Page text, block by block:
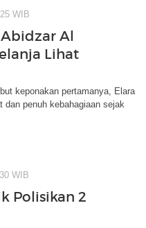
WIB
Al
Lihat
keponakan pertamanya, Elara
dan penuh kebahagiaan sejak
WIB
Polisikan 2